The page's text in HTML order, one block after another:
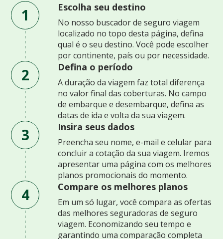
1 Escolha seu destino
No nosso buscador de seguro viagem
localizado no topo desta página, defina
qual é o seu destino. Você pode escolher
por continente, país ou por necessidade.
2 Defina o período
A duração da viagem faz total diferença
no valor final das coberturas. No campo
de embarque e desembarque, defina as
datas de ida e volta da sua viagem.
3 Insira seus dados
Preencha seu nome, e-mail e celular para
concluir a cotação da sua viagem. Iremos
apresentar uma página com os melhores
planos promocionais do momento.
4 Compare os melhores planos
Em um só lugar, você compara as ofertas
das melhores seguradoras de seguro
viagem. Economizando seu tempo e
garantindo uma comparação completa